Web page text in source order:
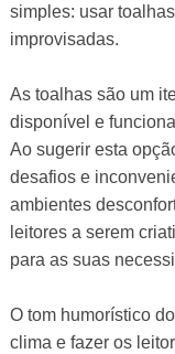
simples: usar
improvisadas.
As toalhas são um
disponível e
Ao sugerir esta
desafios e
ambientes
leitores a serem
para as suas
O tom humorístico
clima e fazer os